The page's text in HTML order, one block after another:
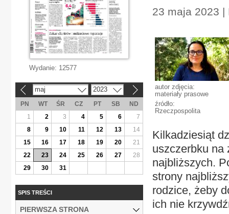
23 maja 2023 |
autor zdjęcia:
materiały prasowe
źródło:
Rzeczpospolita
Kilkadziesiąt
uszczerbku na
najbliższych.
strony
rodzice, żeby
ich nie
Wydanie: 12577
maj 2023
PN WT ŚR CZ PT SB
ND
1
2 3 4 5 6
7
8
9 10 11 12 13
14
15
16 17 18 19 20
21
22
23 24 25 26 27
28
29
30 31
SPIS TREŚCI
PIERWSZA STRONA